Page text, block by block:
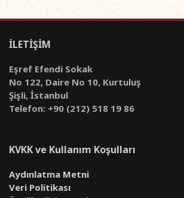
İLETİŞİM
Eşref Efendi Sokak
No 122, Daire No 10, Kurtuluş
Şişli, İstanbul
Telefon: +90 (212) 518 19 86
KVKK ve Kullanım Koşulları
Aydınlatma Metni
Veri Politikası